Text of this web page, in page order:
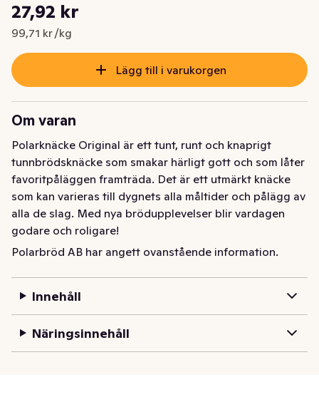
Nuvarande pris är: 27,92 kr
27,92 kr
99,71 kr /kg
Styckpris: 99,71 kr /kg
Lägg till i varukorgen
Om varan
Polarknäcke Original är ett tunt, runt och knaprigt
tunnbrödsknäcke som smakar härligt gott och som låter
favoritpåläggen framträda. Det är ett utmärkt knäcke
som kan varieras till dygnets alla måltider och pålägg av
alla de slag. Med nya brödupplevelser blir vardagen
godare och roligare!
Polarknäcke Original är ett tunt, runt och knaprigt
som kan varieras till dygnets alla måltider och pålägg av
godare och roligare!
Mjölkfri och fri från konserveringsmedel.
Polarbröd AB har angett ovanstående information.
Innehåll
Näringsinnehåll